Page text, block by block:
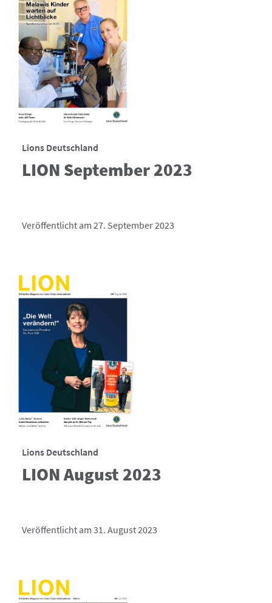
Lions Deutschland
LION September 2023
Veröffentlicht am 27. September 2023
Lions Deutschland
LION August 2023
Veröffentlicht am 31. August 2023